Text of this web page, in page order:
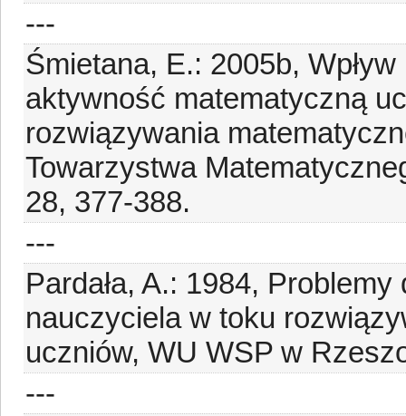
---
Śmietana, E.: 2005b,
aktywność matematyczną
rozwiązywania
Towarzystwa
28, 377-388.
---
Pardała, A.: 1984,
nauczyciela w toku
uczniów, WU WSP w
---